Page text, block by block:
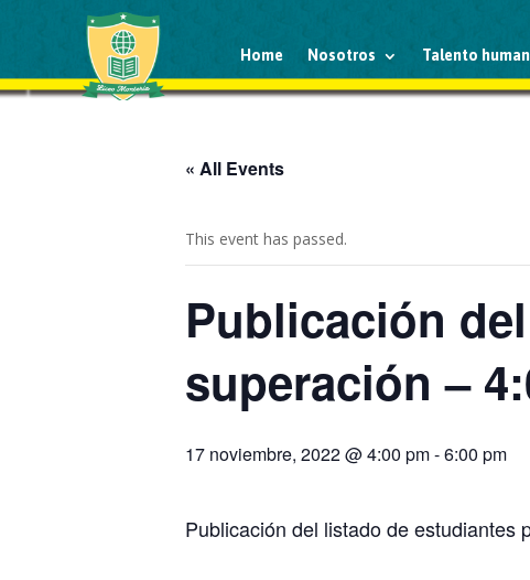
Home Nosotros Talento
« All Events
This event has passed.
Publicación
superación –
17 noviembre, 2022 @ 4:00 pm-6:00 pm
Publicación del listado de estudiantes